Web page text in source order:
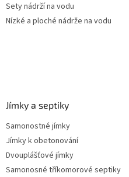
Sety nádrží na vodu
Nízké a ploché nádrže na vodu
Jímky a septiky
Samonostné jímky
Jímky k obetonování
Dvouplášťové jímky
Samonosné tříkomorové septiky